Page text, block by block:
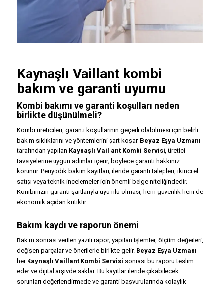
Kaynaşlı Vaillant kombi
bakım ve garanti uyumu
Kombi bakımı ve garanti koşulları neden
birlikte düşünülmeli?
Kombi üreticileri, garanti koşullarının geçerli olabilmesi için belirli
bakım sıklıklarını ve yöntemlerini şart koşar. Beyaz Eşya Uzmanı
tarafından yapılan Kaynaşlı Vaillant Kombi Servisi , üretici
tavsiyelerine uygun adımlar içerir; böylece garanti hakkınız
korunur. Periyodik bakım kayıtları; ileride garanti talepleri, ikinci el
satışı veya teknik incelemeler için önemli belge niteliğindedir.
Kombinizin garanti şartlarıyla uyumlu olması, hem güvenlik hem de
ekonomik açıdan kritiktir.
Bakım kaydı ve raporun önemi
Bakım sonrası verilen yazılı rapor; yapılan işlemler, ölçüm değerleri,
değişen parçalar ve önerilerle birlikte gelir. Beyaz Eşya Uzmanı
her Kaynaşlı Vaillant Kombi Servisi sonrası bu raporu teslim
eder ve dijital arşivde saklar. Bu kayıtlar ileride çıkabilecek
sorunları değerlendirmede ve garanti başvurularında kolaylık